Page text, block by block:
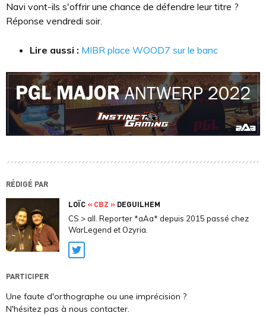
Navi vont-ils s'offrir une chance de défendre leur titre ?
Réponse vendredi soir.
Lire aussi : MIBR place WOOD7 sur le banc
RÉDIGÉ PAR
LOÏC « CBZ » DEGUILHEM
CS > all. Reporter *aAa* depuis 2015 passé chez
WarLegend et Ozyria.
Twitter
PARTICIPER
Une faute d'orthographe ou une imprécision ?
N'hésitez pas à nous contacter.